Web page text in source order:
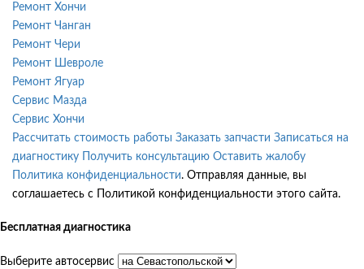
Ремонт Хончи
Ремонт Чанган
Ремонт Чери
Ремонт Шевроле
Ремонт Ягуар
Сервис Мазда
Сервис Хончи
Рассчитать стоимость работы Заказать запчасти Записаться на
диагностику
Получить консультацию Оставить жалобу
Политика конфиденциальности. Отправляя данные, вы
соглашаетесь с Политикой конфиденциальности этого сайта.
Бесплатная диагностика
Выберите автосервис